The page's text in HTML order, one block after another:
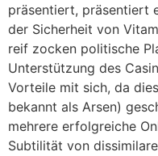
präsentiert, präsentiert
der Sicherheit von
reif zocken politische
Unterstützung des
Vorteile mit sich, da
bekannt als Arsen)
mehrere erfolgreiche
Subtilität von